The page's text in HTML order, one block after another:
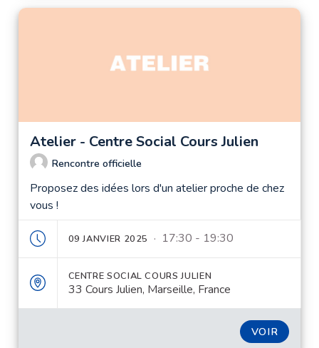
Atelier - Centre Social Cours Julien
Rencontre officielle
Proposez des idées lors d'un atelier proche de chez
vous !
09 JANVIER 2025 · 17:30 - 19:30
CENTRE SOCIAL COURS JULIEN
33 Cours Julien, Marseille, France
VOIR